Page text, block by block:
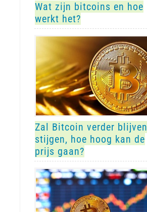
Wat zijn bitcoins en hoe
werkt het?
Zal Bitcoin verder blijven
stijgen, hoe hoog kan de
prijs gaan?